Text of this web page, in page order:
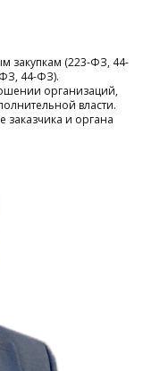
закупкам (223-ФЗ, 44-
44-ФЗ).
организаций,
власти.
заказчика и органа